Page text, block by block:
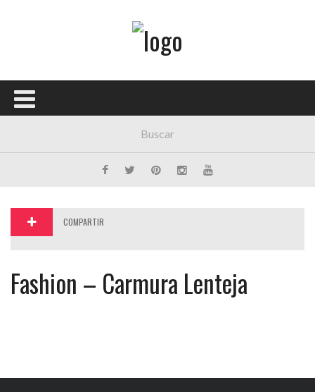
PORTADA
FESTIVALES
EXPOSICIONES
HISTORIAS
COMPARTIR
Fashion – Carmura Lenteja